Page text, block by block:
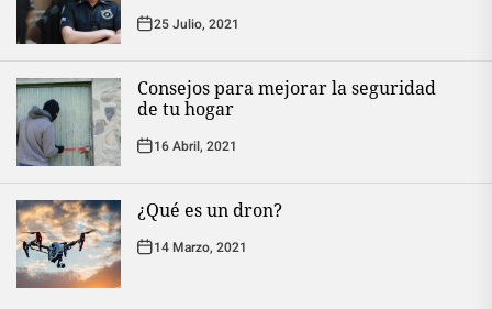
25 Julio, 2021
Consejos para mejorar la seguridad
de tu hogar
16 Abril, 2021
¿Qué es un dron?
14 Marzo, 2021